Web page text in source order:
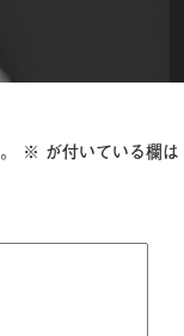
※ が付いている欄は